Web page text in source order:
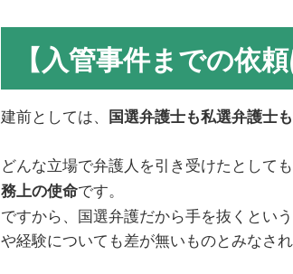
【入管事件までの依
建前としては、 国選弁護士も私選弁護士
どんな立場で弁護人を引き受けたとしても
務上の使命です。
ですから、国選弁護だから手を抜くとい
や経験についても差が無いものとみなされ